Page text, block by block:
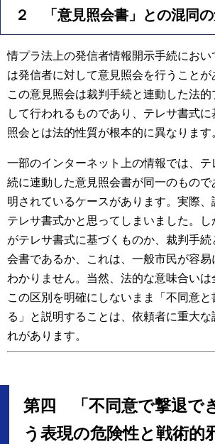
２ 「意見照会書」との混同
情プラ法上の発信者情報開示手続にお
は発信者に対して意見照会を行うことが
この意見照会は裁判手続と連動した法的
して行われるものであり、テレサ書式
照会とは法的性質が根本的に異なります
一部のインターネット上の情報では、
続に連動した意見照会書が同一のもので
明されているケースがあります。実際
テレサ書式かと思ってしまいました。
がテレサ書式に基づくものか、裁判手
会書であるか、これは、一般市民が容易
わかりません。当然、法的な意味合いは
この区別を明確にしないまま「不同意と
る」と説明することは、依頼者に重大
れがあります。
第四 「不同意で撃退で
う表現の危険性と戦術的